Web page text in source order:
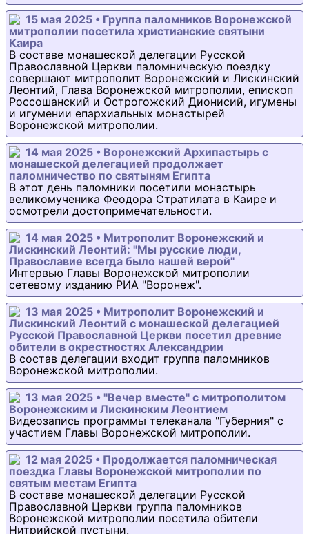
15 мая 2025 • Группа паломников Воронежской
митрополии посетила христианские святыни
Каира
В составе монашеской делегации Русской
Православной Церкви паломническую поездку
совершают митрополит Воронежский и Лискинский
Леонтий, Глава Воронежской митрополии, епископ
Россошанский и Острогожский Дионисий, игумены
и игумении епархиальных монастырей
Воронежской митрополии.
14 мая 2025 • Воронежский Архипастырь с
монашеской делегацией продолжает
паломничество по святыням Египта
В этот день паломники посетили монастырь
великомученика Феодора Стратилата в Каире и
осмотрели достопримечательности.
14 мая 2025 • Митрополит Воронежский и
Лискинский Леонтий: "Мы русские люди,
Православие всегда было нашей верой"
Интервью Главы Воронежской митрополии
сетевому изданию РИА "Воронеж".
13 мая 2025 • Митрополит Воронежский и
Лискинский Леонтий с монашеской делегацией
Русской Православной Церкви посетил древние
обители в окрестностях Александрии
В состав делегации входит группа паломников
Воронежской митрополии.
13 мая 2025 • "Вечер вместе" с митрополитом
Воронежским и Лискинским Леонтием
Видеозапись программы телеканала "Губерния" с
участием Главы Воронежской митрополии.
12 мая 2025 • Продолжается паломническая
поездка Главы Воронежской митрополии по
святым местам Египта
В составе монашеской делегации Русской
Православной Церкви группа паломников
Воронежской митрополии посетила обители
Нитрийской пустыни.